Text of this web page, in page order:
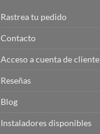
Rastrea tu pedido
Contacto
Acceso a cuenta de cliente
Reseñas
Blog
Instaladores disponibles